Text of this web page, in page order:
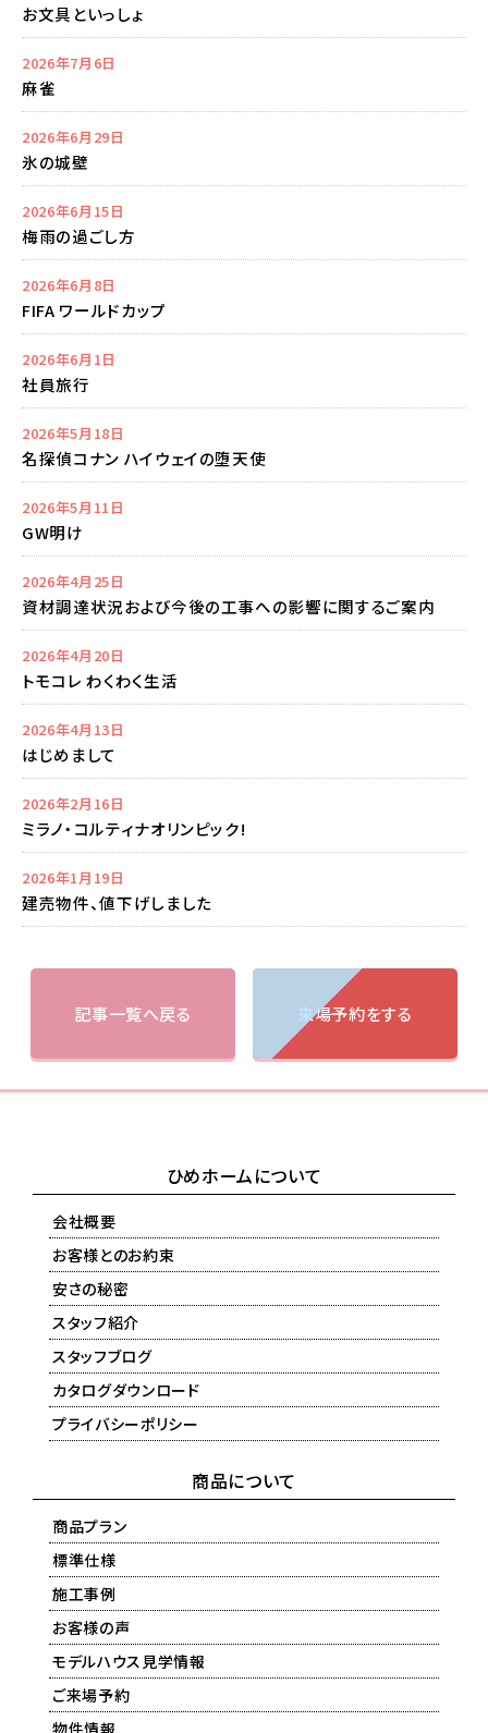
お文具といっしょ
2026年7月6日
麻雀
2026年6月29日
氷の城壁
2026年6月15日
梅雨の過ごし方
2026年6月8日
FIFA ワールドカップ
2026年6月1日
社員旅行
2026年5月18日
名探偵コナン ハイウェイの堕天使
2026年5月11日
GW明け
2026年4月25日
資材調達状況および今後の工事への影響に関するご案内
2026年4月20日
トモコレ わくわく生活
2026年4月13日
はじめまして
2026年2月16日
ミラノ・コルティナオリンピック!
2026年1月19日
建売物件、値下げしました
記事一覧へ戻る 来場予約をする
ひめホームについて
会社概要
お客様とのお約束
安さの秘密
スタッフ紹介
スタッフブログ
カタログダウンロード
プライバシーポリシー
商品について
商品プラン
標準仕様
施工事例
お客様の声
モデルハウス見学情報
ご来場予約